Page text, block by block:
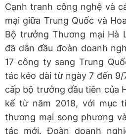
Cạnh tranh công nghệ và
mại giữa Trung Quốc và
Bộ trưởng Thương mại Hà
đã dẫn đầu đoàn doanh
17 công ty sang Trung
tác kéo dài từ ngày 7 đến
cấp bộ trưởng đầu tiên của
kể từ năm 2018, với mục
thương mại song phương
tác mới. Đoàn doanh